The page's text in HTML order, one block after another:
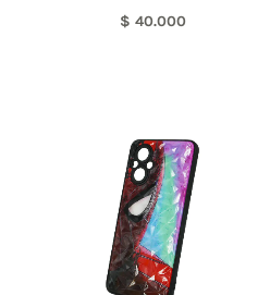
$ 40.000